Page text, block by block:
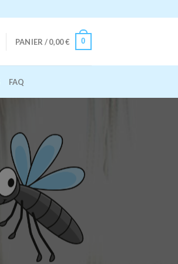
PANIER /0,00€ 0
FAQ